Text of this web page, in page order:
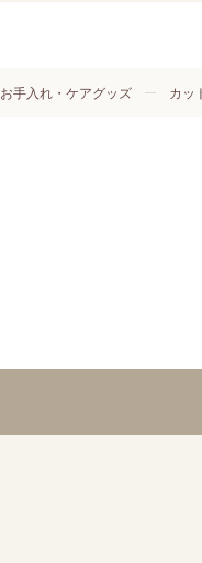
お手入れ・ケアグッズ カッ